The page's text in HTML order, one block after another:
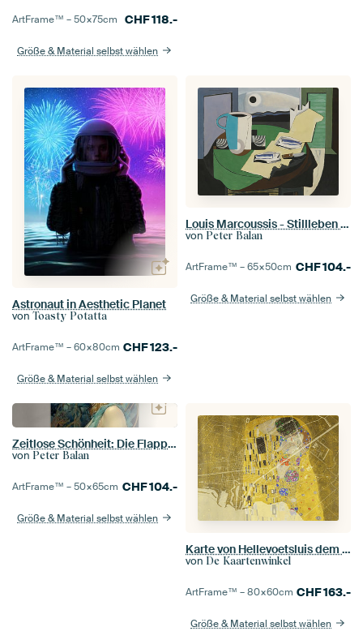
ArtFrame™ –50×75cm CHF118.-
Größe & Material selbst wählen
Astronaut in Aesthetic Planet
von Toasty Potatta
ArtFrame™ –60×80cm CHF123.-
Größe & Material selbst wählen
Louis Marcoussis - Stillleben mit Fisch oder Hyères Ii (um 1928)
von Peter Balan
ArtFrame™ –65×50cm CHF104.-
Größe & Material selbst wählen
Zeitlose Schönheit: Die Flapper der Goldenen Zwanziger
von Peter Balan
ArtFrame™ –50×65cm CHF104.-
Größe & Material selbst wählen
Karte von Hellevoetsluis dem Kuss von Gustav Klimt
von De Kaartenwinkel
ArtFrame™ –80×60cm CHF163.-
Größe & Material selbst wählen